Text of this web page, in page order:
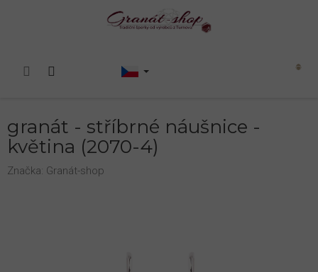
Nákupní
granát - stříbrné náušnice -
květina (2070-4)
Značka: Granát-shop